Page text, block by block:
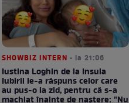
SHOWBIZ INTERN • la 21:06
Iustina Loghin de la Insula
Iubirii le-a răspuns celor care
au pus-o la zid, pentru că s-a
machiat înainte de naștere: "Nu